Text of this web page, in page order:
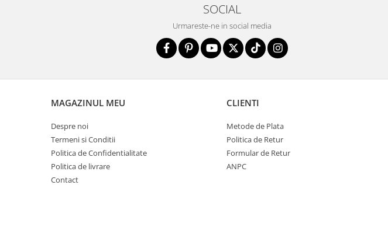
SOCIAL
Urmareste-ne in social media
MAGAZINUL MEU
Despre noi
Termeni si Conditii
Politica de Confidentialitate
Politica de livrare
Contact
CLIENTI
Metode de Plata
Politica de Retur
Formular de Retur
ANPC